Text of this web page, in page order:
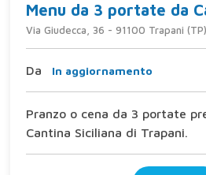
Menu da 3 portate da
Via Giudecca, 36 - 91100 Trapani (TP)
Da In aggiornamento
Pranzo o cena da 3 portate
Cantina Siciliana di Trapani.